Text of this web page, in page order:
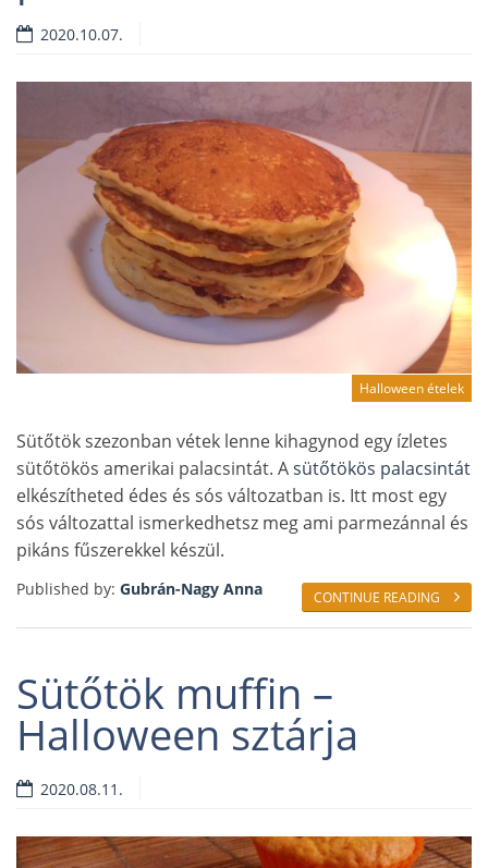
2020.10.07.
Halloween ételek
Sütőtök szezonban vétek lenne kihagynod egy ízletes
sütőtökös amerikai palacsintát. Asütőtökös palacsintát
elkészítheted édes és sós változatban is. Itt most egy
sós változattal ismerkedhetsz meg ami parmezánnal és
pikáns fűszerekkel készül.
CONTINUE READING
Published by: Gubrán-Nagy Anna
Sütőtök muffin –
Halloween sztárja
2020.08.11.